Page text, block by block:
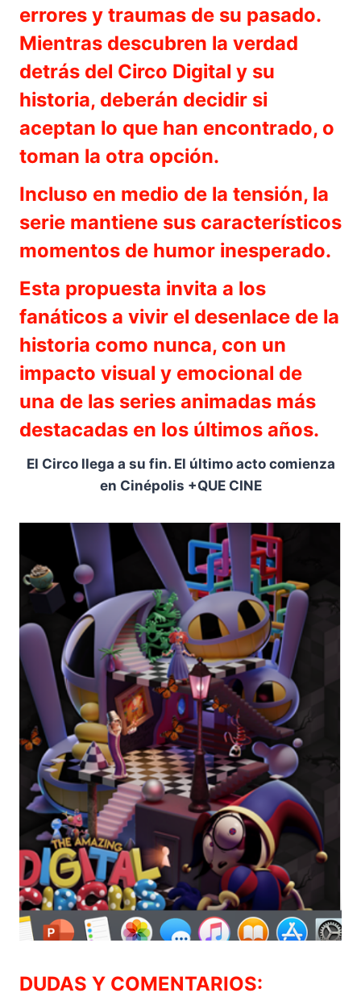
errores y traumas de su pasado.
Mientras descubren la verdad
detrás del Circo Digital y su
historia, deberán decidir si
aceptan lo que han encontrado, o
toman la otra opción.
Incluso en medio de la tensión, la
serie mantiene sus característicos
momentos de humor inesperado.
Esta propuesta invita a los
fanáticos a vivir el desenlace de la
historia como nunca, con un
impacto visual y emocional de
una de las series animadas más
destacadas en los últimos años.
El Circo llega a su fin. El último acto comienza
en Cinépolis +QUE CINE
DUDAS Y COMENTARIOS: